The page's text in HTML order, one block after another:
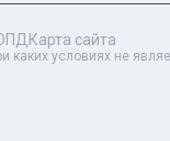
Карта сайта
условиях не